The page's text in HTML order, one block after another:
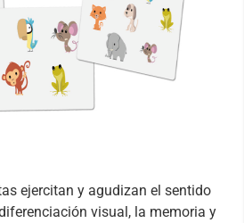
ejercitan y agudizan el sentido
visual, la memoria y